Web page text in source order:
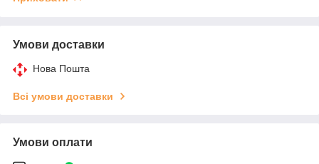
Умови доставки
Нова Пошта
Всі умови доставки
Умови оплати